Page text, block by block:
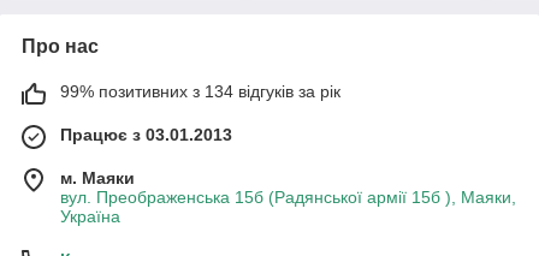
Про нас
99% позитивних з 134 відгуків за рік
Працює з 03.01.2013
м. Маяки
вул. Преображенська 15б (Радянської армії 15б ), Маяки,
Україна